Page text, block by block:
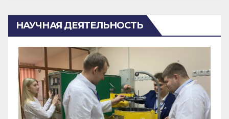
НАУЧНАЯ ДЕЯТЕЛЬНОСТЬ